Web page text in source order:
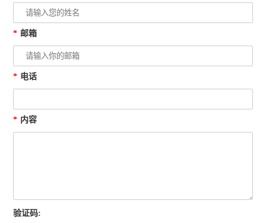
* 邮箱
* 电话
* 内容
验证码: